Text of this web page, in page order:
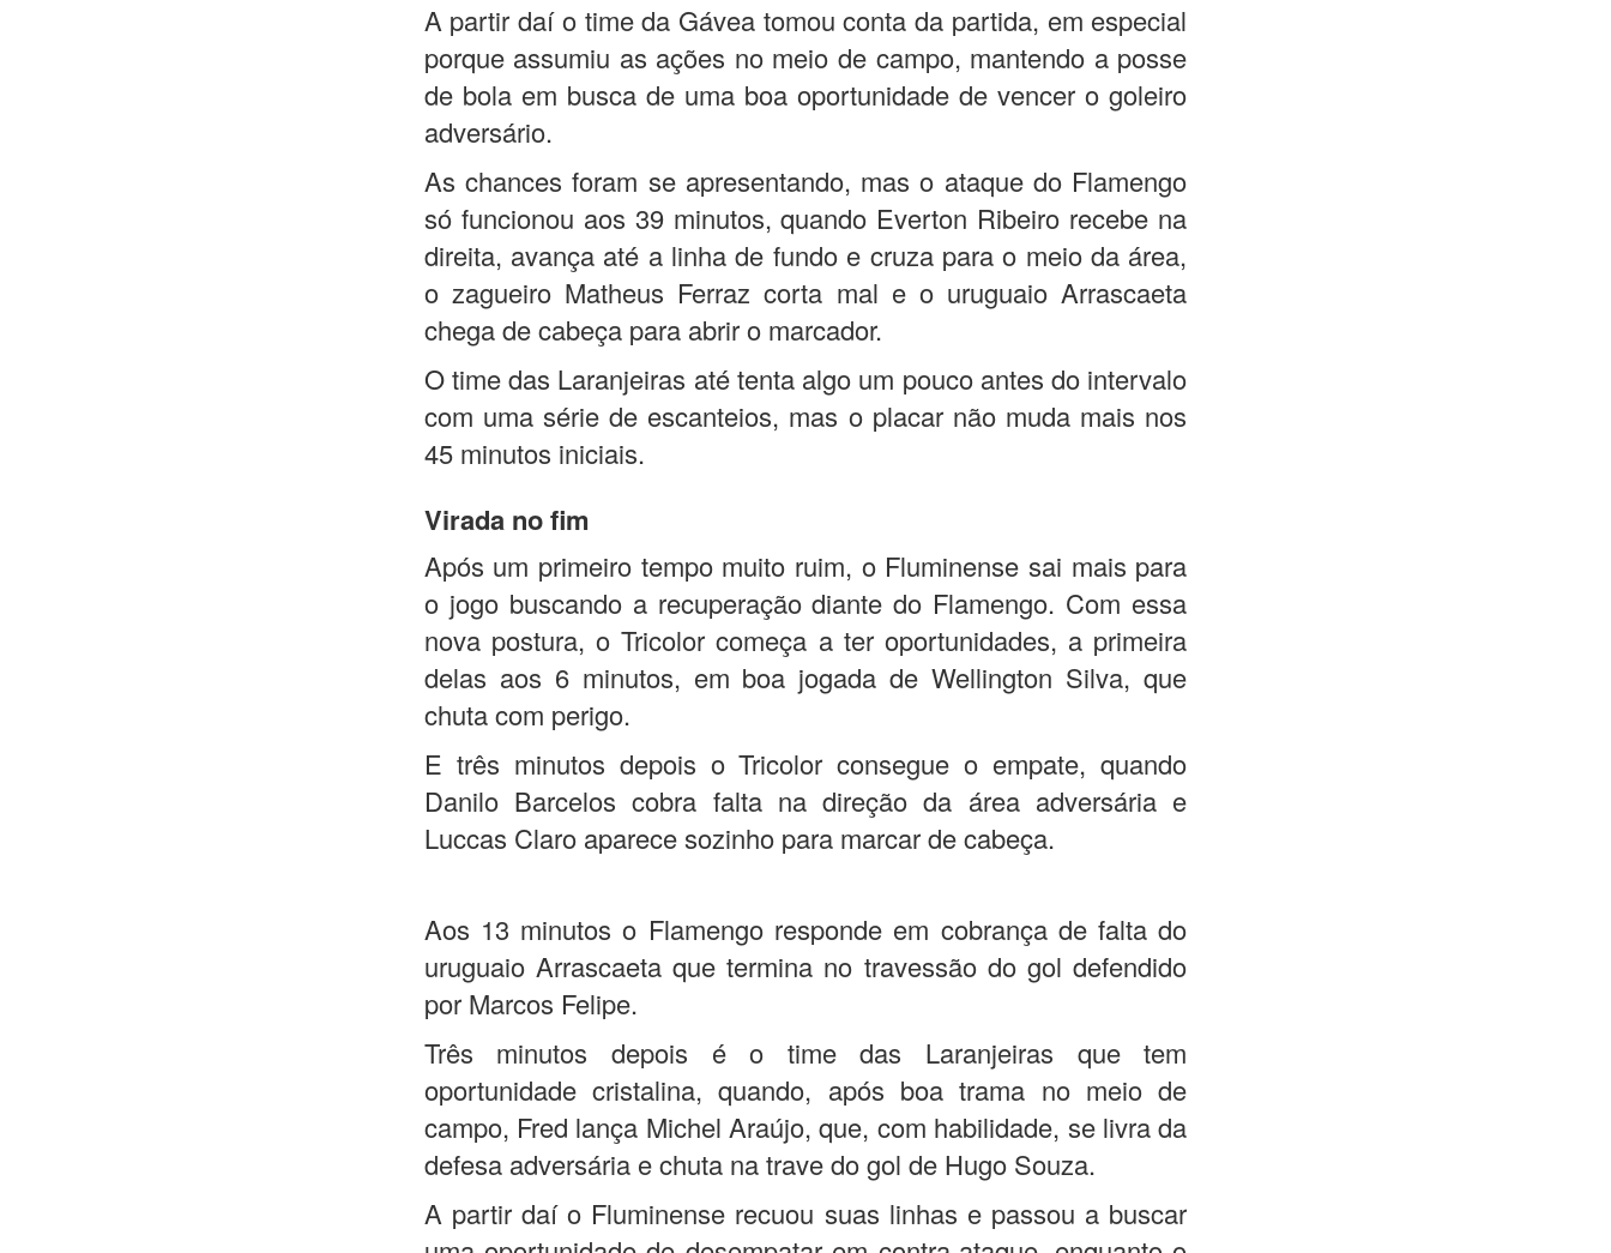
A partir daí o time da Gávea tomou conta da partida, em especial
porque assumiu as ações no meio de campo, mantendo a posse
de bola em busca de uma boa oportunidade de vencer o goleiro
adversário.
As chances foram se apresentando, mas o ataque do Flamengo
só funcionou aos 39 minutos, quando Everton Ribeiro recebe na
direita, avança até a linha de fundo e cruza para o meio da área,
o zagueiro Matheus Ferraz corta mal e o uruguaio Arrascaeta
chega de cabeça para abrir o marcador.
O time das Laranjeiras até tenta algo um pouco antes do intervalo
com uma série de escanteios, mas o placar não muda mais nos
45 minutos iniciais.
Virada no fim
Após um primeiro tempo muito ruim, o Fluminense sai mais para
o jogo buscando a recuperação diante do Flamengo. Com essa
nova postura, o Tricolor começa a ter oportunidades, a primeira
delas aos 6 minutos, em boa jogada de Wellington Silva, que
chuta com perigo.
E três minutos depois o Tricolor consegue o empate, quando
Danilo Barcelos cobra falta na direção da área adversária e
Luccas Claro aparece sozinho para marcar de cabeça.
Aos 13 minutos o Flamengo responde em cobrança de falta do
uruguaio Arrascaeta que termina no travessão do gol defendido
por Marcos Felipe.
Três minutos depois é o time das Laranjeiras que tem
oportunidade cristalina, quando, após boa trama no meio de
campo, Fred lança Michel Araújo, que, com habilidade, se livra da
defesa adversária e chuta na trave do gol de Hugo Souza.
A partir daí o Fluminense recuou suas linhas e passou a buscar